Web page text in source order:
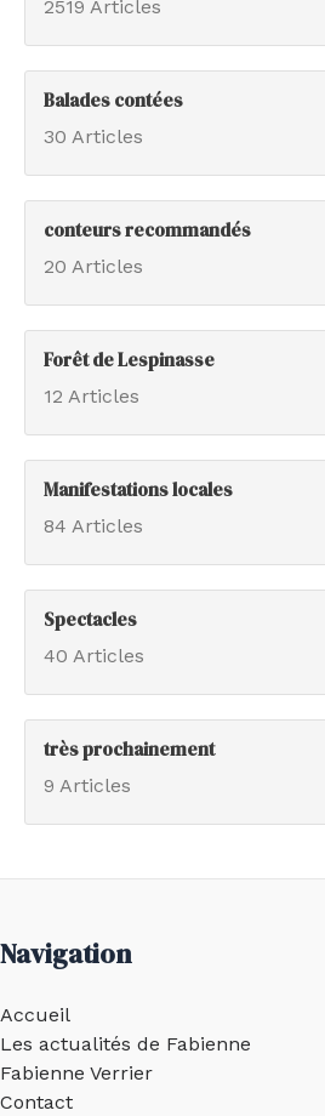
2519 Articles
Balades contées
30 Articles
conteurs recommandés
20 Articles
Forêt de Lespinasse
12 Articles
Manifestations locales
84 Articles
Spectacles
40 Articles
très prochainement
9 Articles
Navigation
Accueil
Les actualités de Fabienne
Fabienne Verrier
Contact